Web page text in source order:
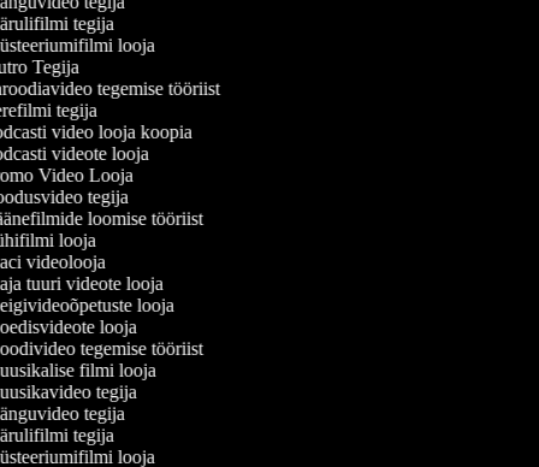
tegija
looja
Tegija
tegemise tööriist
tegija
video looja koopia
videote looja
Video Looja
tegija
loomise tööriist
looja
videolooja
tuuri videote looja
looja
looja
tegemise tööriist
filmi looja
tegija
tegija
tegija
looja